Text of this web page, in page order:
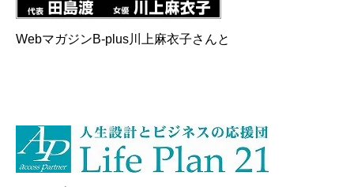
WebマガジンB-plus川上麻衣子さんと